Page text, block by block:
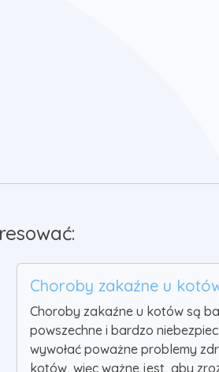
Choroby zakaźne u
Choroby zakaźne u kotów są
powszechne i bardzo
wywołać poważne problemy
kotów, więc ważne jest, aby